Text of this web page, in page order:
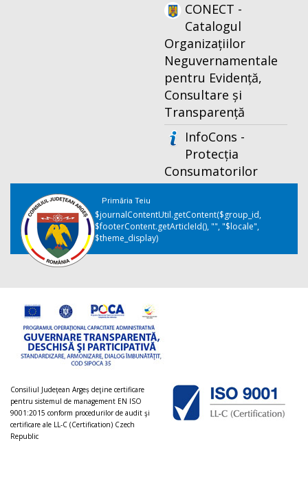
CONECT -
Catalogul
Organizațiilor
Neguvernamentale
pentru Evidență,
Consultare și
Transparență
InfoCons -
Protecția
Consumatorilor
Primăria Teiu
$journalContentUtil.getContent($group_id,
$footerContent.getArticleId(), "", "$locale",
$theme_display)
Consiliul Judeţean Argeș deţine certificare
pentru sistemul de management EN ISO
9001:2015 conform procedurilor de audit şi
certificare ale LL-C (Certification) Czech
Republic